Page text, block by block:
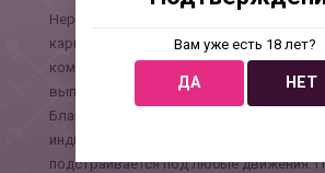
Нереалистичный фаллоимитатор Tender
каркасом делает проникновение
комфортным. Игрушка имеет мягкую и
выполненную из безопасного жидкого
Благодаря стержню, дилдо адаптируется
индивидуальным изгибам тела каждого
подстраивается под любые движения.
Вам уже есть 18 лет?
ДА НЕТ